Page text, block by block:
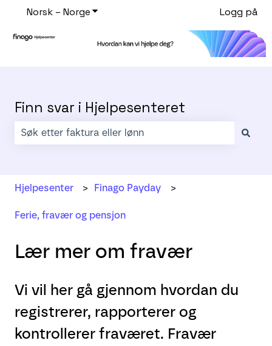
Norsk – NorgeVis undermeny for oversettelserLogg på
Finn svar i Hjelpesenteret
Hjelpesenter Finago Payday
Ferie, fravær og pensjon
Lær mer om fravær
Vi vil her gå gjennom hvordan du
registrerer, rapporterer og
kontrollerer fraværet. Fravær